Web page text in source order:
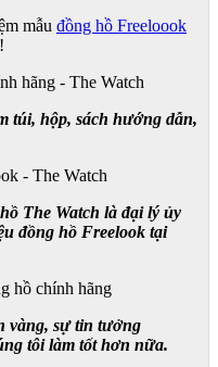
mẫu đồng hồ Freeloook
túi, hộp, sách hướng dẫn,
The Watch là đại lý ủy
đồng hồ Freelook tại
vàng, sự tin tưởng
tôi làm tốt hơn nữa.